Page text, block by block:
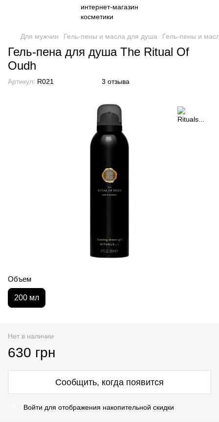
Для мужчин Гель-пены и масла для душа Гель-пены и
Гель-пена для душа The Ritual Of
Oudh
Артикул: R021 3 отзыва
Объем
200 мл
Нет в наличии
630 грн
Сообщить, когда появится
Войти для отображения накопительной скидки